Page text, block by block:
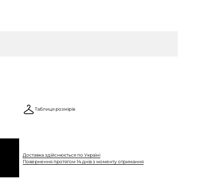
Таблиця розмірів
Доставка здійснюється по Україні
Повернення протягом 14 днів з моменту отримання